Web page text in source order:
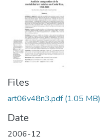
Files
art06v48n3.pdf(1.05 MB)
Date
2006-12